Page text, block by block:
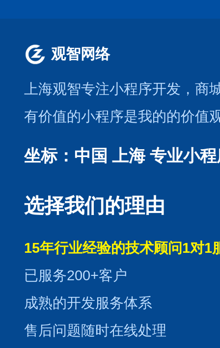
观智网络
上海观智专注小程序开发 ，商
有价值的小程序是我的的价值
坐标：中国 上海 专业小
选择我们的理由
15年行业经验的技术顾问1对1
已服务200+客户
成熟的开发服务体系
售后问题随时在线处理